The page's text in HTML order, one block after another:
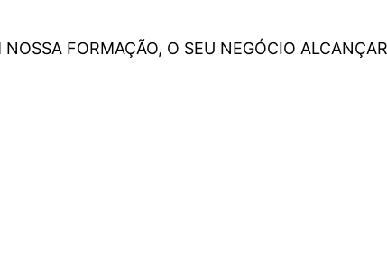
FORMAÇÃO, O SEU NEGÓCIO